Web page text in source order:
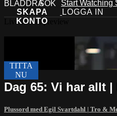
Start Watching
Live stream preview
Dag 65: Vi har allt
Plussord med Egil Svartdahl | Tro &